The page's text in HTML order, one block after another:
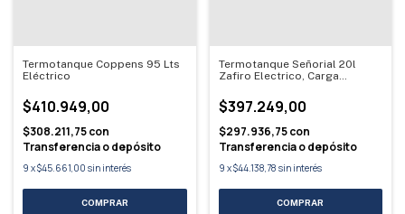
Termotanque Coppens 95 Lts
Eléctrico
$410.949,00
$308.211,75con
Transferencia o depósito
9 x$45.661,00 sin interés
Termotanque Señorial 20l
Zafiro Electrico, Carga
$397.249,00
$297.936,75con
Transferencia o depósito
9 x$44.138,78 sin interés